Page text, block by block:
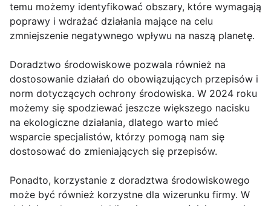
temu możemy identyfikować obszary, które wymagają
poprawy i wdrażać działania mające na celu
zmniejszenie negatywnego wpływu na naszą planetę.
Doradztwo środowiskowe pozwala również na
dostosowanie działań do obowiązujących przepisów i
norm dotyczących ochrony środowiska. W 2024 roku
możemy się spodziewać jeszcze większego nacisku
na ekologiczne działania, dlatego warto mieć
wsparcie specjalistów, którzy pomogą nam się
dostosować do zmieniających się przepisów.
Ponadto, korzystanie z doradztwa środowiskowego
może być również korzystne dla wizerunku firmy. W